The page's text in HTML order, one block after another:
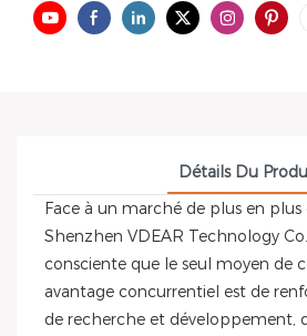
Détails Du
Face à un marché de plus en
Shenzhen VDEAR Technology
consciente que le seul moyen de
avantage concurrentiel est de
de recherche et développement,